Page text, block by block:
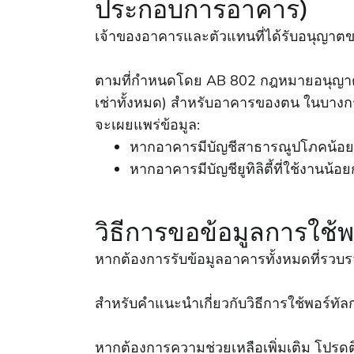
ประกอบการอาคาร)
เจ้าของอาคารและตัวแทนที่ได้รับอนุญาต
ตามที่กําหนดโดย AB 802 กฎหมายอนุญา
เช่าทั้งหมด) สําหรับอาคารของตน ในบา
จะเผยแพร่ข้อมูล:
หากอาคารมีบัญชีสาธารณูปโภคน้อ
หากอาคารมีบัญชียูทิลิตี้ที่ใช้งานน้อ
วิธีการขอข้อมูลการใช้
หากต้องการรับข้อมูลอาคารทั้งหมดที่รวบ
สําหรับคําแนะนําเกี่ยวกับวิธีการใช้พอร์ทั
หากต้องการความช่วยเหลือเพิ่มเติม โป